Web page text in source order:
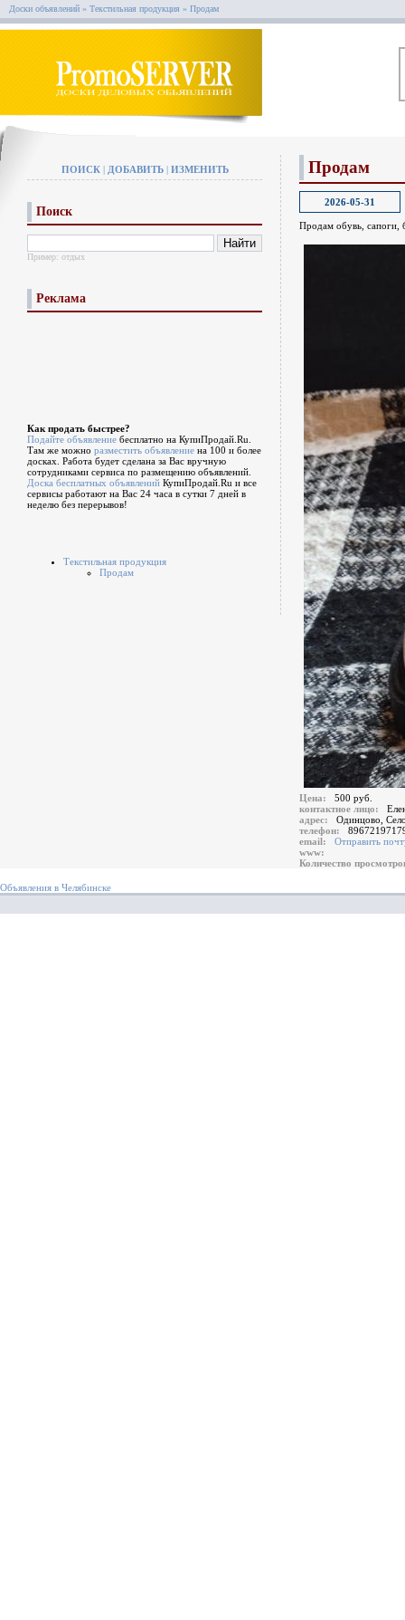
Доски объявлений » Текстильная продукция » Продам
ПОИСК| ДОБАВИТЬ| ИЗМЕНИТЬ
Поиск
Пример: отдых
Реклама
Как продать быстрее?
Подайте объявление бесплатно на КупиПродай.Ru.
Там же можно разместить объявление на 100 и более
досках. Работа будет сделана за Вас вручную
сотрудниками сервиса по размещению объявлений.
Доска бесплатных объявлений КупиПродай.Ru и все
сервисы работают на Вас 24 часа в сутки 7 дней в
неделю без перерывов!
Текстильная продукция
Продам
Продам
2026-05-31
Продам обувь, сапоги,
Цена:
500 руб.
контактное лицо:
адрес:
Одинцово,
телефон:
email:
Отправить
www:
Количество
Объявления в Челябинске